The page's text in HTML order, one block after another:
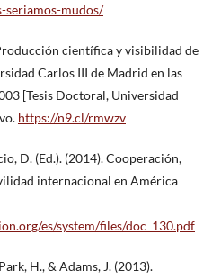
seriamos-mudos/
científica y visibilidad de
Carlos III de Madrid en las
[Tesis Doctoral, Universidad
https://n9.cl/rmwzv
D. (Ed.). (2014). Cooperación,
internacional en América
es/system/files/doc_130.pdf
H., & Adams, J. (2013).